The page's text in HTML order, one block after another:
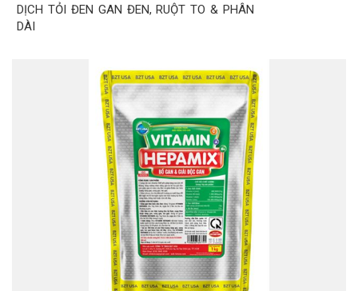
DỊCH TỎI ĐEN GAN ĐEN, RUỘT TO & PHÂN
DÀI